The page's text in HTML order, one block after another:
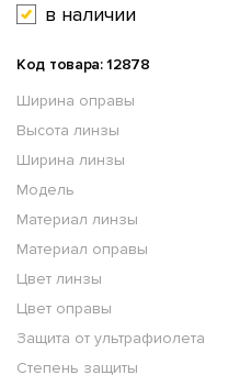
в наличии
Код товара: 12878
Ширина оправы
Высота линзы
Ширина линзы
Модель
Материал линзы
Материал оправы
Цвет линзы
Цвет оправы
Защита от ультрафиолета
Степень защиты